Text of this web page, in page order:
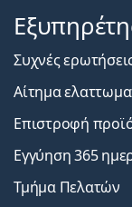
Συχνές
Αίτημα
Επιστροφή
Εγγύηση 365
Τμήμα Πελατών